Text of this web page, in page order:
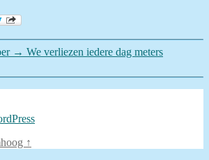
→ We verliezen iedere dag meters
↑